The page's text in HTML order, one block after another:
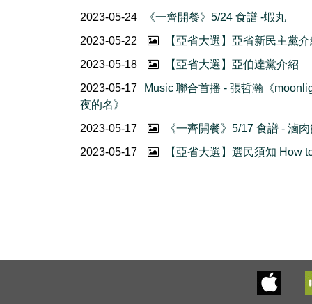
2023-05-24
《一齊開餐》5/24 食譜 -蝦丸
2023-05-22
【亞省大選】亞省新民主黨
2023-05-18
【亞省大選】亞伯達黨介紹
2023-05-17
Music 聯合首播 - 張哲瀚《
夜的名》
2023-05-17
《一齊開餐》5/17 食譜 - 滷
2023-05-17
【亞省大選】選民須知 How